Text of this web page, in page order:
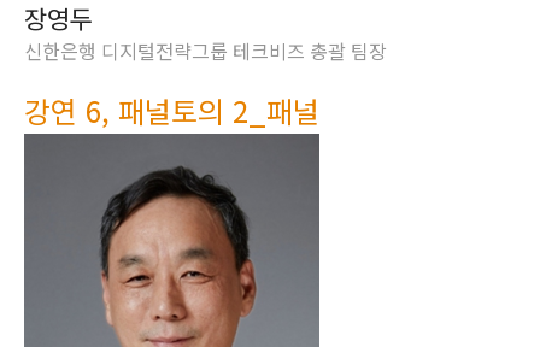
장영두
신한은행 디지털전략그룹 테크비즈 총괄 팀장
강연 6, 패널토의 2_패널